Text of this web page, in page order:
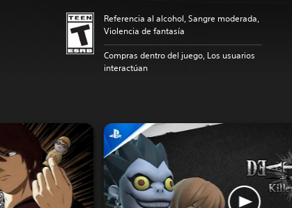
Referencia al alcohol, Sangre moderada,
Violencia de fantasía
Compras dentro del juego, Los usuarios
interactúan